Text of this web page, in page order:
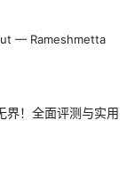
— Rameshmetta
！全面评测与实用